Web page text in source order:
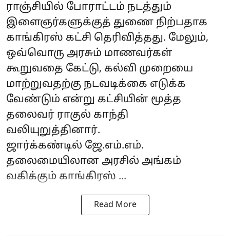
ராஞ்சியில் போராட்டம் நடத்தும்
இளைஞர்களுக்குத் துணை நிற்பதாக
காங்கிரஸ் கட்சி தெரிவித்தது. மேலும்,
ஒவ்வொரு அரசும் மாணவர்கள்
கூறுவதை கேட்டு, கல்வி முறையை
மாற்றுவதற்கு நடவடிக்கை எடுக்க
வேண்டும் என்று கட்சியின் மூத்த
தலைவர் ராகுல் காந்தி
வலியுறுத்தினார்.
ஜார்க்கண்டில் ஜே.எம்.எம்.
தலைமையிலான அரசில் அங்கம்
வகிக்கும் காங்கிரஸ் ...
Read More